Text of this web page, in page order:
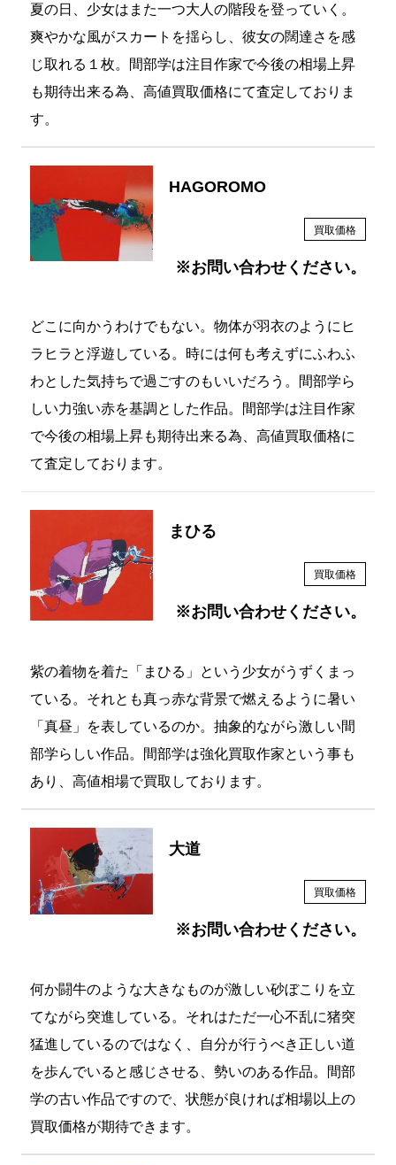
夏の日、少女はまた一つ大人の階段を登っていく。
爽やかな風がスカートを揺らし、彼女の闊達さを感
じ取れる１枚。間部学は注目作家で今後の相場上昇
も期待出来る為、高値買取価格にて査定しておりま
す。
HAGOROMO
買取価格
※お問い合わせください。
どこに向かうわけでもない。物体が羽衣のようにヒ
ラヒラと浮遊している。時には何も考えずにふわふ
わとした気持ちで過ごすのもいいだろう。間部学ら
しい力強い赤を基調とした作品。間部学は注目作家
で今後の相場上昇も期待出来る為、高値買取価格に
て査定しております。
まひる
買取価格
※お問い合わせください。
紫の着物を着た「まひる」という少女がうずくまっ
ている。それとも真っ赤な背景で燃えるように暑い
「真昼」を表しているのか。抽象的ながら激しい間
部学らしい作品。間部学は強化買取作家という事も
あり、高値相場で買取しております。
大道
買取価格
※お問い合わせください。
何か闘牛のような大きなものが激しい砂ぼこりを立
てながら突進している。それはただ一心不乱に猪突
猛進しているのではなく、自分が行うべき正しい道
を歩んでいると感じさせる、勢いのある作品。間部
学の古い作品ですので、状態が良ければ相場以上の
買取価格が期待できます。